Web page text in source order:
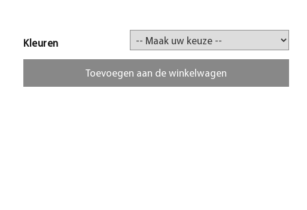
Kleuren
Toevoegen aan de winkelwagen